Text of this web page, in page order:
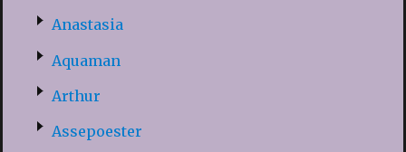
Anastasia
Aquaman
Arthur
Assepoester